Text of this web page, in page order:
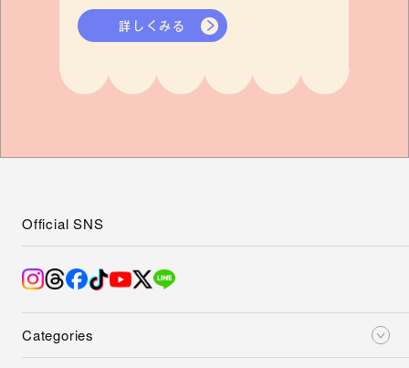
詳しくみる
Categories
Official SNS